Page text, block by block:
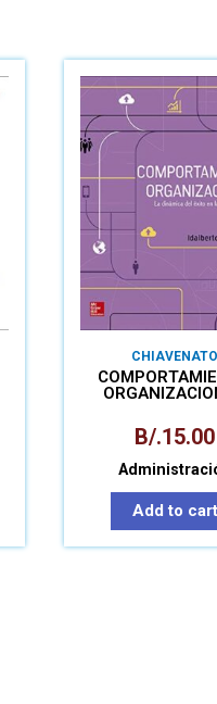
CHIAVENATO
B/.15.00
Add to cart